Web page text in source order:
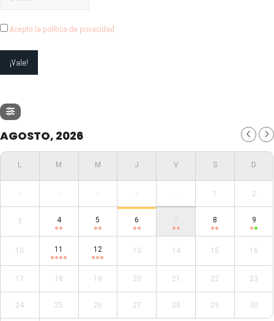
Acepto la política de privacidad
AGOSTO, 2026
- - - - - 1 2
3 4 5 6 7 8 9
10 11 12 13 14 15 16
17 18 19 20 21 22 23
24 25 26 27 28 29 30